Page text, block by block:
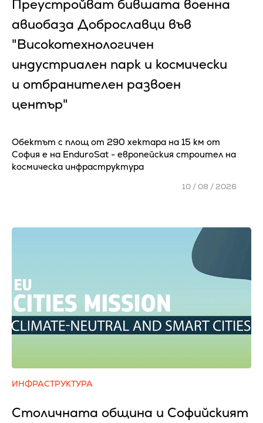
Преустройват бившата военна
авиобаза Доброславци във
"Високотехнологичен
индустриален парк и космически
и отбранителен развоен
център"
Обектът с площ от 290 хектара на 15 км от
София е на EnduroSat - европейския строител на
космическа инфраструктура
10 / 08 / 2026
ИНФРАСТРУКТУРА
Столичната община и Софийският